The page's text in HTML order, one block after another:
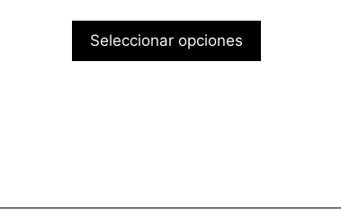
Seleccionar opciones